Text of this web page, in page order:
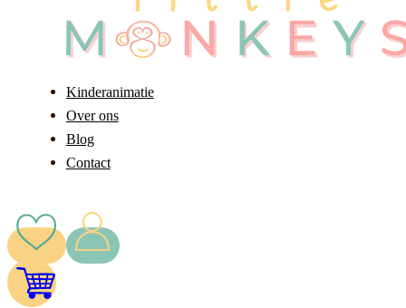
Kinderanimatie
Over ons
Blog
Contact